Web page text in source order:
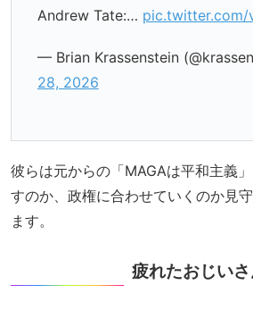
Andrew Tate:… pic.twitter.com/
— Brian Krassenstein
28, 2026
彼らは元からの「MAGAは平和主義
すのか、政権に合わせていくのか見
ます。
疲れたおじい